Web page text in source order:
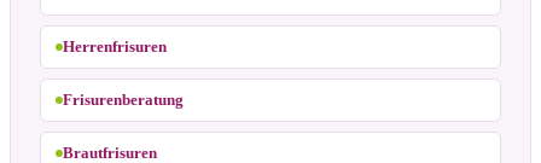
Herrenfrisuren
Frisurenberatung
Brautfrisuren